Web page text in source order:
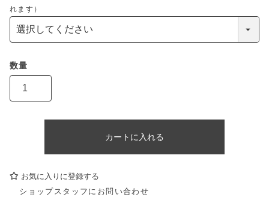
れます）
お気に入りに登録する
カートに入れる
ショップスタッフにお問い合わせ